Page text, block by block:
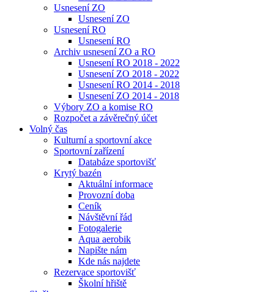
Usnesení ZO
Usnesení ZO
Usnesení RO
Usnesení RO
Archiv usnesení ZO a RO
Usnesení RO 2018 - 2022
Usnesení ZO 2018 - 2022
Usnesení RO 2014 - 2018
Usnesení ZO 2014 - 2018
Výbory ZO a komise RO
Rozpočet a závěrečný účet
Volný čas
Kulturní a sportovní akce
Sportovní zařízení
Databáze sportovišť
Krytý bazén
Aktuální informace
Provozní doba
Ceník
Návštěvní řád
Fotogalerie
Aqua aerobik
Napište nám
Kde nás najdete
Rezervace sportovišť
Školní hřiště